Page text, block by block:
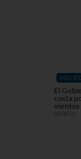
El
costa
vientos
06/08/26